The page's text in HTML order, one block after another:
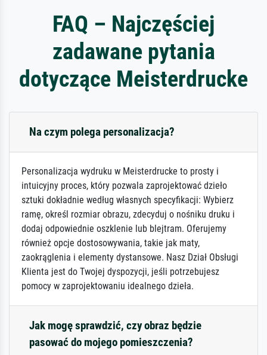
FAQ – Najczęściej
zadawane pytania
dotyczące Meisterdrucke
Na czym polega personalizacja?
Personalizacja wydruku w Meisterdrucke to prosty i
intuicyjny proces, który pozwala zaprojektować dzieło
sztuki dokładnie według własnych specyfikacji: Wybierz
ramę, określ rozmiar obrazu, zdecyduj o nośniku druku i
dodaj odpowiednie oszklenie lub blejtram. Oferujemy
również opcje dostosowywania, takie jak maty,
zaokrąglenia i elementy dystansowe. Nasz Dział Obsługi
Klienta jest do Twojej dyspozycji, jeśli potrzebujesz
pomocy w zaprojektowaniu idealnego dzieła.
Jak mogę sprawdzić, czy obraz będzie
pasować do mojego pomieszczenia?